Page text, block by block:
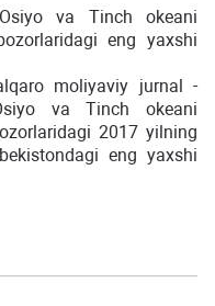
va Tinch okeani
eng yaxshi
moliyaviy jurnal -
va Tinch okeani
2017 yilning
eng yaxshi